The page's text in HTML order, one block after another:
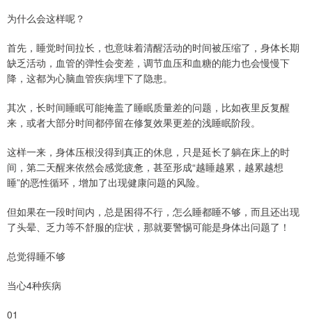
为什么会这样呢？
首先，睡觉时间拉长，也意味着清醒活动的时间被压缩了，身体长期
缺乏活动，血管的弹性会变差，调节血压和血糖的能力也会慢慢下
降，这都为心脑血管疾病埋下了隐患。
其次，长时间睡眠可能掩盖了睡眠质量差的问题，比如夜里反复醒
来，或者大部分时间都停留在修复效果更差的浅睡眠阶段。
这样一来，身体压根没得到真正的休息，只是延长了躺在床上的时
间，第二天醒来依然会感觉疲惫，甚至形成“越睡越累，越累越想
睡”的恶性循环，增加了出现健康问题的风险。
但如果在一段时间内，总是困得不行，怎么睡都睡不够，而且还出现
了头晕、乏力等不舒服的症状，那就要警惕可能是身体出问题了！
总觉得睡不够
当心4种疾病
01